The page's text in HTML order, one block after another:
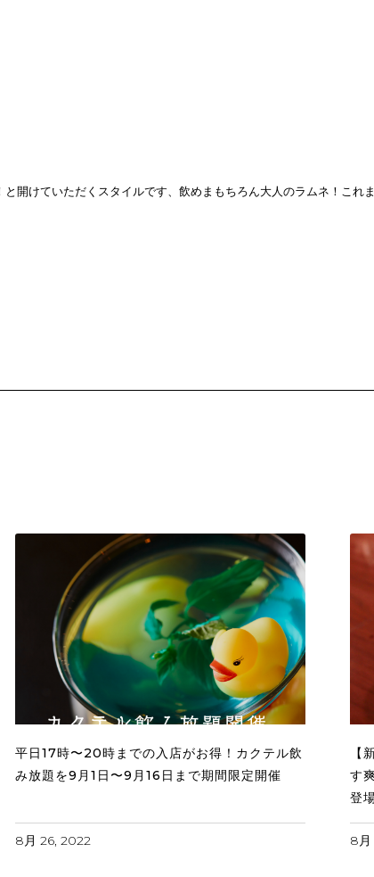
開けていただくスタイルです、飲めまもちろん大人のラムネ！これ
平日17時〜20時までの入店がお得！カクテル飲
み放題を9月1日〜9月16日まで期間限定開催
8月 26, 2022
【
す
登
8月